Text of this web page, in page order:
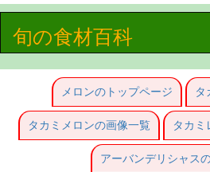
旬の食材百科
メロンのトップページ タ
タカミメロンの画像一覧 タカミ
アーバンデリシャス